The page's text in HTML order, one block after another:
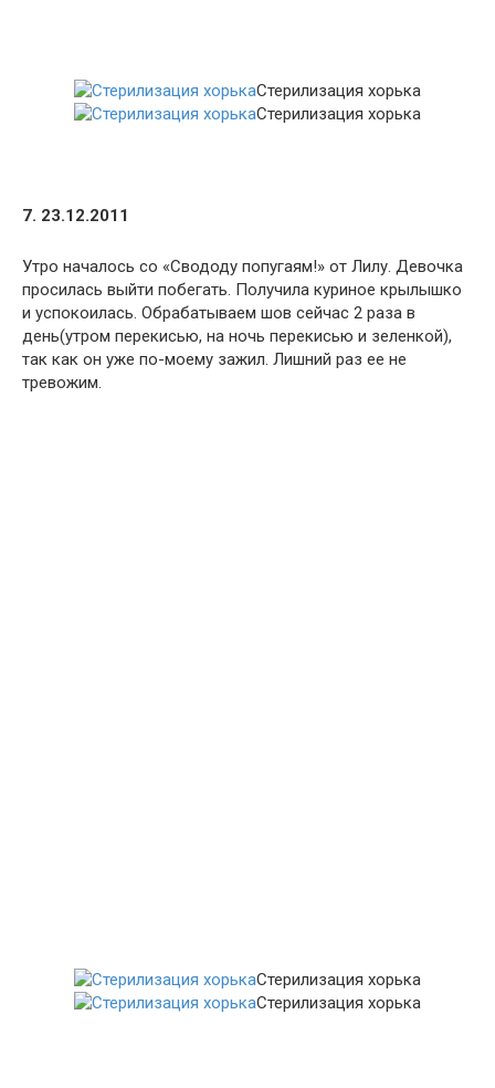
Стерилизация хорька
Стерилизация хорька
7. 23.12.2011
Утро началось со «Свододу попугаям!» от Лилу. Девочка
просилась выйти побегать. Получила куриное крылышко
и успокоилась. Обрабатываем шов сейчас 2 раза в
день(утром перекисью, на ночь перекисью и зеленкой),
так как он уже по-моему зажил. Лишний раз ее не
тревожим.
Стерилизация хорька
Стерилизация хорька